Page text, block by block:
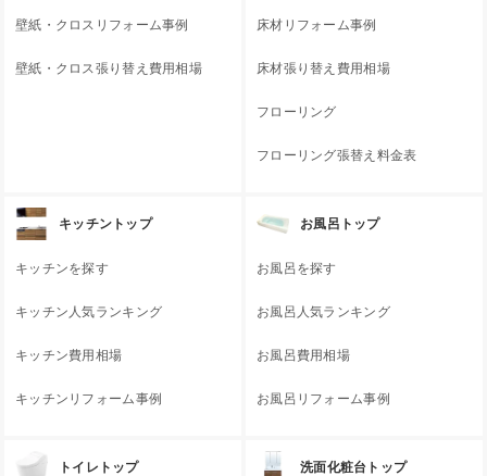
壁紙・クロスリフォーム事例
壁紙・クロス張り替え費用相場
床材リフォーム事例
床材張り替え費用相場
フローリング
フローリング張替え料金表
キッチントップ
キッチンを探す
キッチン人気ランキング
キッチン費用相場
キッチンリフォーム事例
お風呂トップ
お風呂を探す
お風呂人気ランキング
お風呂費用相場
お風呂リフォーム事例
トイレトップ 洗面化粧台トップ